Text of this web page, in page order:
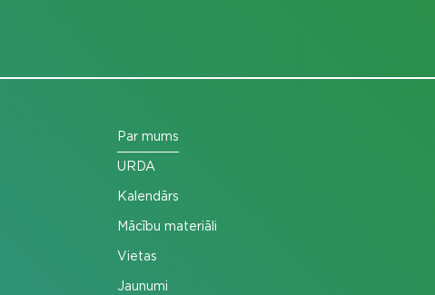
Par mums
URDA
Kalendārs
Mācību materiāli
Vietas
Jaunumi